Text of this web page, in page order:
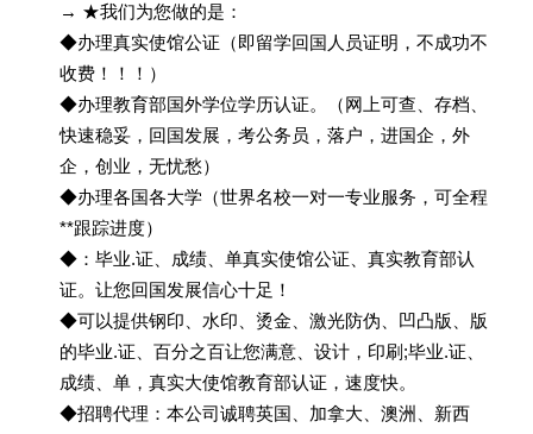
→ ★我们为您做的是：
◆办理真实使馆公证（即留学回国人员证明，不成功不
收费！！！）
◆办理教育部国外学位学历认证。（网上可查、存档、
快速稳妥，回国发展，考公务员，落户，进国企，外
企，创业，无忧愁）
◆办理各国各大学（世界名校一对一专业服务，可全程
**跟踪进度）
◆：毕业.证、成绩、单真实使馆公证、真实教育部认
证。让您回国发展信心十足！
◆可以提供钢印、水印、烫金、激光防伪、凹凸版、版
的毕业.证、百分之百让您满意、设计，印刷;毕业.证、
成绩、单，真实大使馆教育部认证，速度快。
◆招聘代理：本公司诚聘英国、加拿大、澳洲、新西